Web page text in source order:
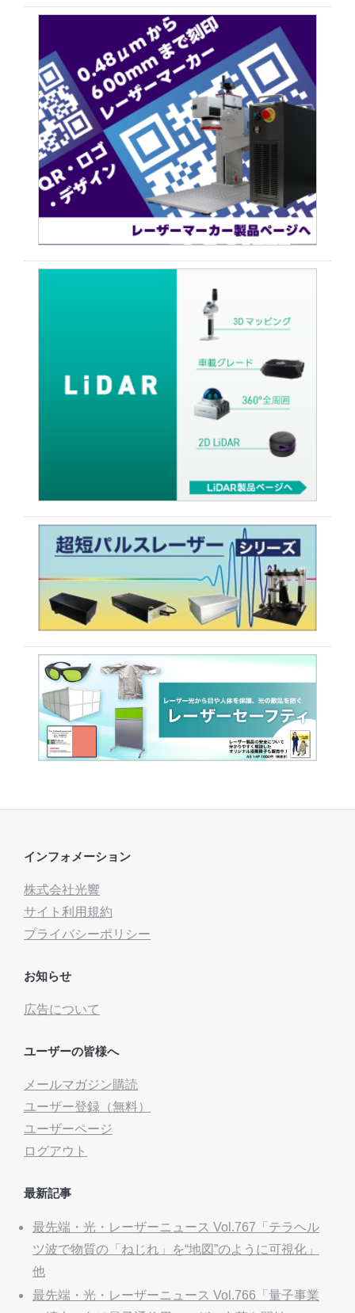
インフォメーション
株式会社光響
サイト利用規約
プライバシーポリシー
お知らせ
広告について
ユーザーの皆様へ
メールマガジン購読
ユーザー登録（無料）
ユーザーページ
ログアウト
最新記事
最先端・光・レーザーニュース Vol.767「テラヘル
ツ波で物質の「ねじれ」を“地図”のように可視化」
他
最先端・光・レーザーニュース Vol.766「量子事業